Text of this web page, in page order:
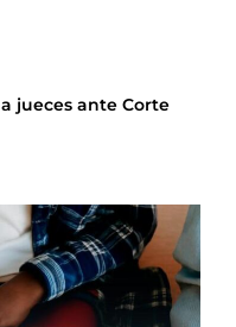
jueces ante Corte